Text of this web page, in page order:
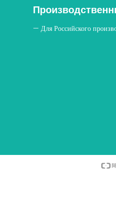
ꄵ Для Российского